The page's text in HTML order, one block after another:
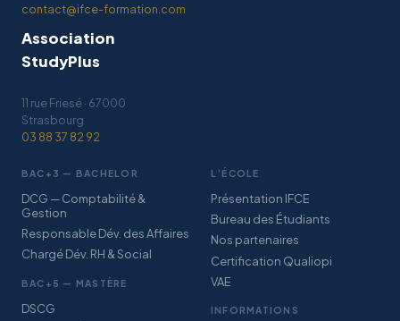
contact@ifce-formation.com
Association
StudyPlus
11 rue Friesé · 67000
Strasbourg
03 88 37 82 92
BAC+3 — BACHELOR
DCG — Comptabilité &
Gestion
Responsable Dév. des Affaires
Chargé Dév. RH & Social
BAC+5 — MASTÈRE
DSCG
L’ÉCOLE
Présentation IFCE
Bureau des Étudiants
Nos partenaires
Certification Qualiopi
VAE
INFORMATIONS